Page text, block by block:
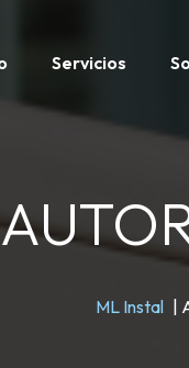
Servicios
ML Instal